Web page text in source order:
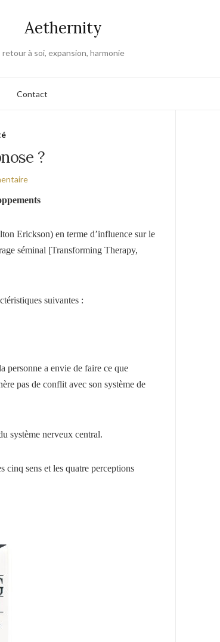
Aethernity
retour à soi, expansion, harmonie
Contact
?
Erickson) en terme d’influence sur le
séminal [Transforming Therapy,
suivantes :
personne a envie de faire ce que
pas de conflit avec son système de
système nerveux central.
cinq sens et les quatre perceptions